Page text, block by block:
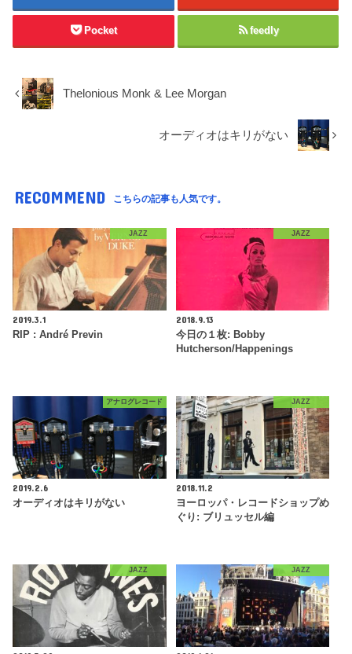
Pocket feedly
Thelonious Monk & Lee Morgan
オーディオはキリがない
RECOMMEND こちらの記事も人気です。
JAZZ
2019.3.1
RIP : André Previn
JAZZ
2018.9.13
今日の１枚: Bobby
Hutcherson/Happenings
アナログレコード
2019.2.6
オーディオはキリがない
JAZZ
2018.11.2
ヨーロッパ・レコードショップめ
ぐり: ブリュッセル編
JAZZ JAZZ